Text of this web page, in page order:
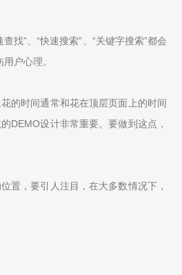
找”、“快速搜索”、“关键字搜索”都会
户心理。
的时间通常和花在顶层页面上的时间
DEMO设计非常重要。要做到这点，
置，要引人注目，在大多数情况下，